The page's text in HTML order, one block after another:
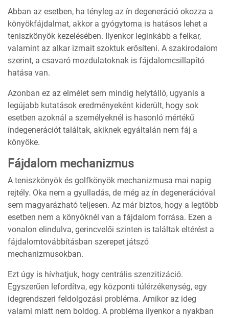
Abban az esetben, ha tényleg az ín degeneráció okozza a
könyökfájdalmat, akkor a gyógytorna is hatásos lehet a
teniszkönyök kezelésében. Ilyenkor leginkább a felkar,
valamint az alkar izmait szoktuk erősíteni. A szakirodalom
szerint, a csavaró mozdulatoknak is fájdalomcsillapító
hatása van.
Azonban ez az elmélet sem mindig helytálló, ugyanis a
legújabb kutatások eredményeként kiderült, hogy sok
esetben azoknál a személyeknél is hasonló mértékű
índegenerációt találtak, akiknek egyáltalán nem fáj a
könyöke.
Fájdalom mechanizmus
A teniszkönyök és golfkönyök mechanizmusa mai napig
rejtély. Oka nem a gyulladás, de még az ín degenerációval
sem magyarázható teljesen. Az már biztos, hogy a legtöbb
esetben nem a könyöknél van a fájdalom forrása. Ezen a
vonalon elindulva, gerincvelői szinten is találtak eltérést a
fájdalomtovábbításban szerepet játszó
mechanizmusokban.
Ezt úgy is hívhatjuk, hogy centrális szenzitizáció.
Egyszerűen lefordítva, egy központi túlérzékenység, egy
idegrendszeri feldolgozási probléma. Amikor az ideg
valami miatt nem boldog. A probléma ilyenkor a nyakban